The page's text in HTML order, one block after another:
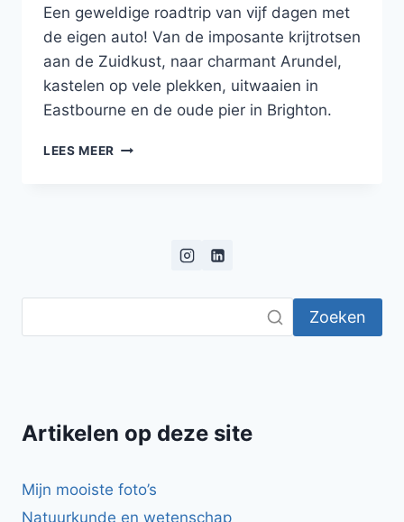
Een geweldige roadtrip van vijf dagen met
de eigen auto! Van de imposante krijtrotsen
aan de Zuidkust, naar charmant Arundel,
kastelen op vele plekken, uitwaaien in
Eastbourne en de oude pier in Brighton.
LEES MEER VERRASSEND
Zoeken
Artikelen op deze site
Mijn mooiste foto’s
Natuurkunde en wetenschap